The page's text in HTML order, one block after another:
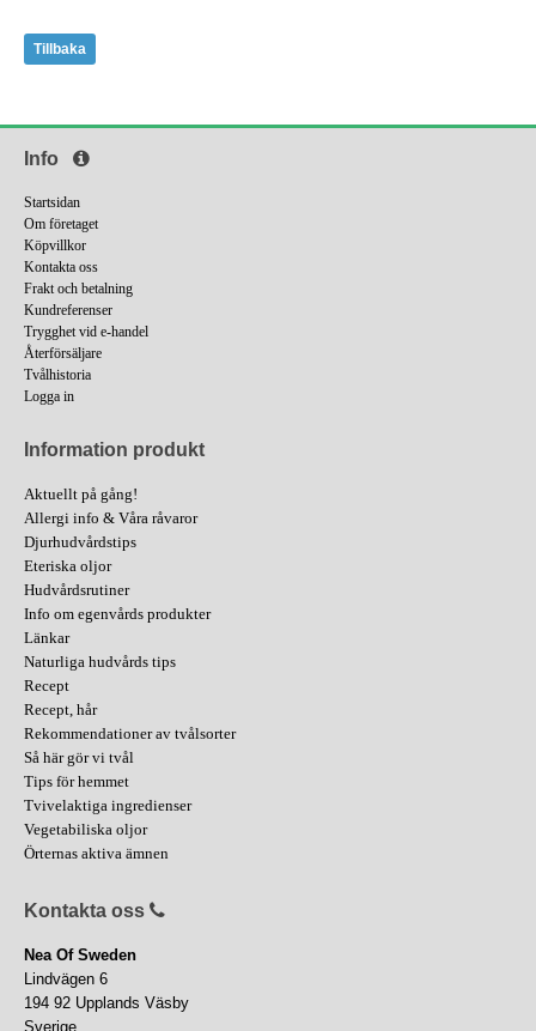
Tillbaka
Info
Startsidan
Om företaget
Köpvillkor
Kontakta oss
Frakt och betalning
Kundreferenser
Trygghet vid e-handel
Återförsäljare
Tvålhistoria
Logga in
Information produkt
Aktuellt på gång!
Allergi info & Våra råvaror
Djurhudvårdstips
Eteriska oljor
Hudvårdsrutiner
Info om egenvårds produkter
Länkar
Naturliga hudvårds tips
Recept
Recept, hår
Rekommendationer av tvålsorter
Så här gör vi tvål
Tips för hemmet
Tvivelaktiga ingredienser
Vegetabiliska oljor
Örternas aktiva ämnen
Kontakta oss
Nea Of Sweden
Lindvägen 6
194 92 Upplands Väsby
Sverige